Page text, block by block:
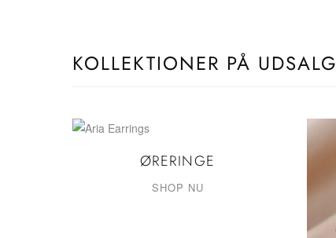
KOLLEKTIONER PÅ UDSALG
ØRERINGE
SHOP NU